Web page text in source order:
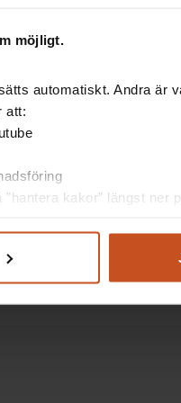
möjligt.
automatiskt. Andra är
att:
kakor” längst ner
till förlust
än
mer och de
men
Att röra
runt
muskelstyrka